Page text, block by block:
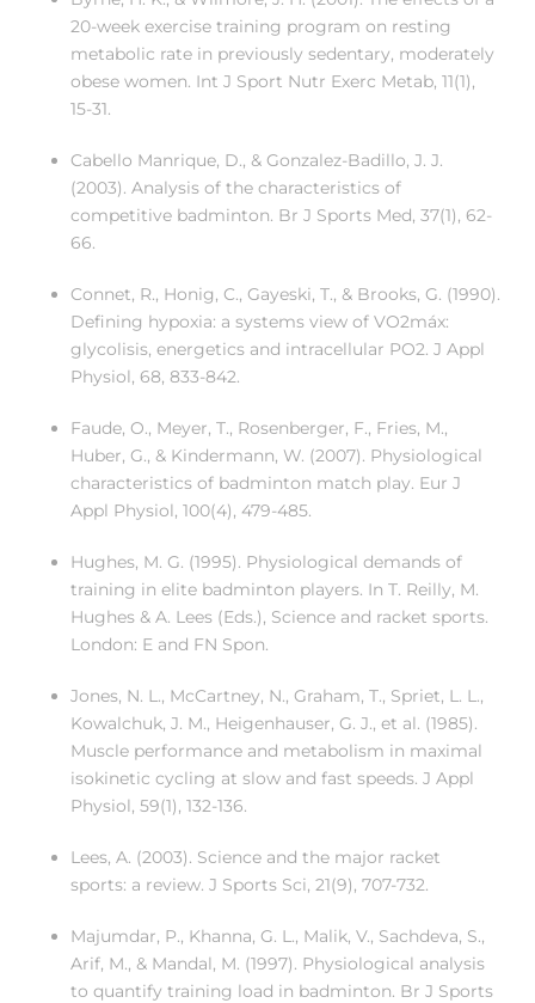
20-week exercise training program on resting
metabolic rate in previously sedentary, moderately
obese women. Int J Sport Nutr Exerc Metab, 11(1),
15-31.
Cabello Manrique, D., & Gonzalez-Badillo, J. J.
(2003). Analysis of the characteristics of
competitive badminton. Br J Sports Med, 37(1), 62-
66.
Connet, R., Honig, C., Gayeski, T., & Brooks, G. (1990).
Defining hypoxia: a systems view of VO2máx:
glycolisis, energetics and intracellular PO2. J Appl
Physiol, 68, 833-842.
Faude, O., Meyer, T., Rosenberger, F., Fries, M.,
Huber, G., & Kindermann, W. (2007). Physiological
characteristics of badminton match play. Eur J
Appl Physiol, 100(4), 479-485.
Hughes, M. G. (1995). Physiological demands of
training in elite badminton players. In T. Reilly, M.
Hughes & A. Lees (Eds.), Science and racket sports.
London: E and FN Spon.
Jones, N. L., McCartney, N., Graham, T., Spriet, L. L.,
Kowalchuk, J. M., Heigenhauser, G. J., et al. (1985).
Muscle performance and metabolism in maximal
isokinetic cycling at slow and fast speeds. J Appl
Physiol, 59(1), 132-136.
Lees, A. (2003). Science and the major racket
sports: a review. J Sports Sci, 21(9), 707-732.
Majumdar, P., Khanna, G. L., Malik, V., Sachdeva, S.,
Arif, M., & Mandal, M. (1997). Physiological analysis
to quantify training load in badminton. Br J Sports